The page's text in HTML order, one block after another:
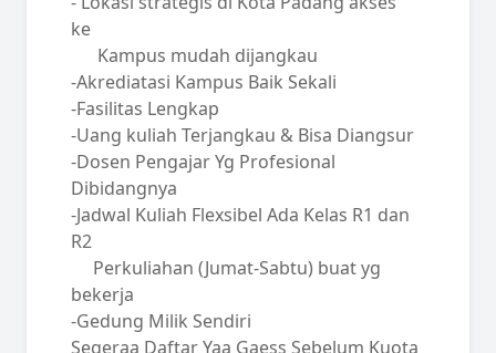
ke
Kampus mudah dijangkau
-Akrediatasi Kampus Baik Sekali
-Fasilitas Lengkap
-Uang kuliah Terjangkau & Bisa Diangsur
-Dosen Pengajar Yg Profesional
Dibidangnya
-Jadwal Kuliah Flexsibel Ada Kelas R1 dan
R2
Perkuliahan (Jumat-Sabtu) buat yg
bekerja
-Gedung Milik Sendiri
Segeraa Daftar Yaa Gaess Sebelum Kuota